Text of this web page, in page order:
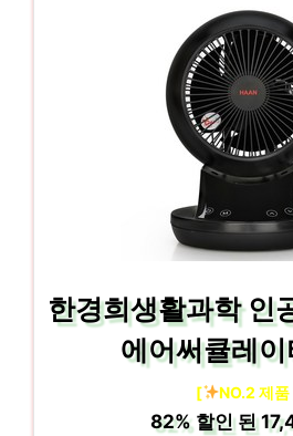
한경희생활과학 인
에어써큘레
[ NO.2 제품
82%할인 된